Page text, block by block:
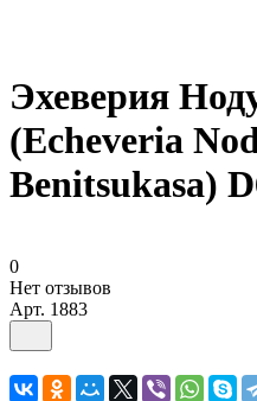
Эхеверия
(Echeveria
Benitsukasa)
0
Нет отзывов
Арт. 1883